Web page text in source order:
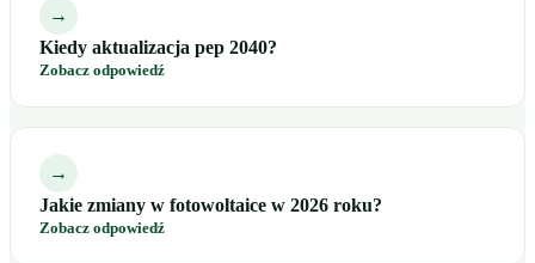
→
Kiedy aktualizacja pep 2040?
Zobacz odpowiedź
→
Jakie zmiany w fotowoltaice w 2026 roku?
Zobacz odpowiedź